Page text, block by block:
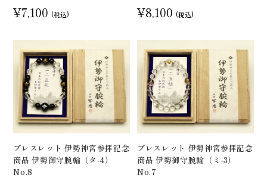
¥7,100 (税込) ¥8,100 (税込)
ブレスレット 伊勢神宮参拝記念
商品 伊勢御守腕輪（タ-4）
No.8
ブレスレット 伊勢神宮参拝記念
商品 伊勢御守腕輪（ミ-3）
No.7